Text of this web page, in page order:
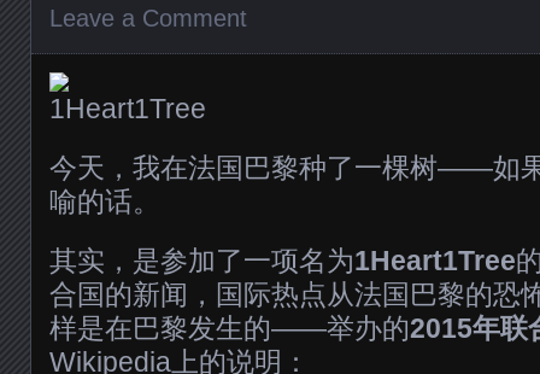
Leave a Comment
今天，我在法国巴黎种了一棵树——如
喻的话。
其实，是参加了一项名为1Heart1Tree
合国的新闻，国际热点从法国巴黎的恐
样是在巴黎发生的——举办的2015年联
Wikipedia上的说明：